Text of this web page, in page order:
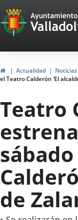
Portal
Web
del
de
InicioActualidad Noticias
el Teatro Calderón ‘El
Teatro
de